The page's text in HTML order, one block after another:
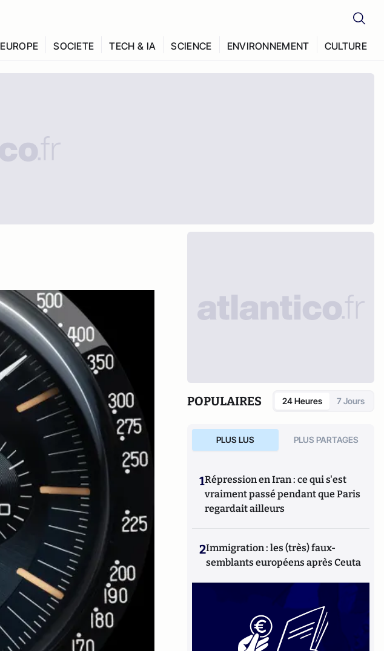
EUROPE SOCIETE TECH & IA SCIENCE ENVIRONNEMENT CULTURE
POPULAIRES 24 Heures 7 Jours
PLUS LUS PLUS PARTAGES
1Répression en Iran : ce qui s'est
vraiment passé pendant que Paris
regardait ailleurs
2Immigration : les (très) faux-
semblants européens après Ceuta